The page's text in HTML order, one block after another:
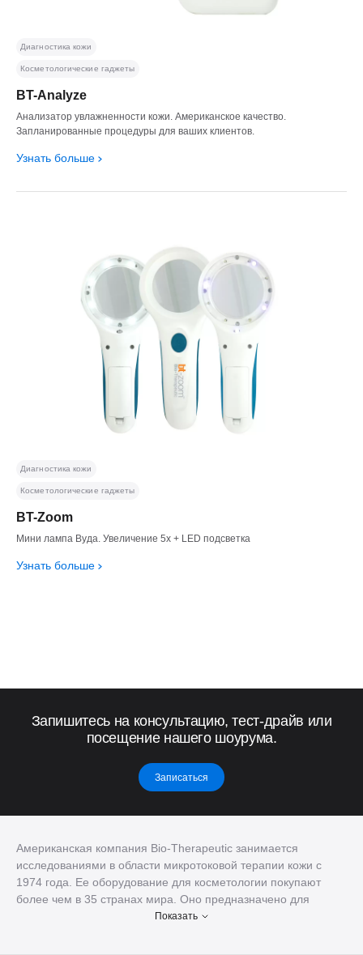
BT-Analyze
Анализатор увлажненности кожи. Американское качество.
Запланированные процедуры для ваших клиентов.
Узнать больше
Диагностика кожи
Косметологические гаджеты
BT-Zoom
Мини лампа Вуда. Увеличение 5х + LED подсветка
Узнать больше
Диагностика кожи
Косметологические гаджеты
Запишитесь на консультацию, тест-драйв или
посещение нашего шоурума.
Записаться
Американская компания Bio-Therapeutic занимается
исследованиями в области микротоковой терапии кожи с
1974 года. Ее оборудование для косметологии покупают
более чем в 35 странах мира. Оно предназначено для
разных процедур по омоложению кожи и коррекции
Показать